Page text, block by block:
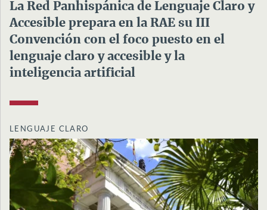
La Red Panhispánica de Lenguaje Claro y
Accesible prepara en la RAE su III
Convención con el foco puesto en el
lenguaje claro y accesible y la
inteligencia artificial
LENGUAJE CLARO